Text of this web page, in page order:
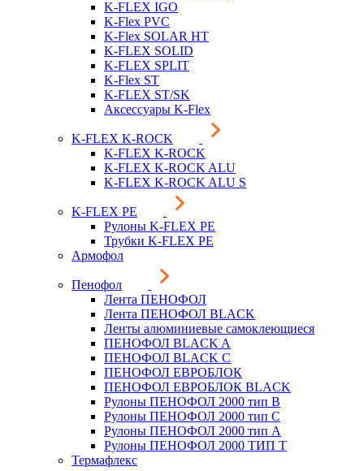
K-FLEX IGO
K-Flex PVC
K-Flex SOLAR HT
K-FLEX SOLID
K-FLEX SPLIT
K-Flex ST
K-FLEX ST/SK
Аксессуары K-Flex
K-FLEX K-ROCK
K-FLEX K-ROCK
K-FLEX K-ROCK ALU
K-FLEX K-ROCK ALU S
K-FLEX PE
Рулоны K-FLEX PE
Трубки K-FLEX PE
Армофол
Пенофол
Лента ПЕНОФОЛ
Лента ПЕНОФОЛ BLACK
Ленты алюминиевые самоклеющиеся
ПЕНОФОЛ BLACK A
ПЕНОФОЛ BLACK С
ПЕНОФОЛ ЕВРОБЛОК
ПЕНОФОЛ ЕВРОБЛОК BLACK
Рулоны ПЕНОФОЛ 2000 тип B
Рулоны ПЕНОФОЛ 2000 тип C
Рулоны ПЕНОФОЛ 2000 тип А
Рулоны ПЕНОФОЛ 2000 ТИП Т
Термафлекс